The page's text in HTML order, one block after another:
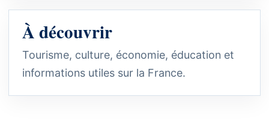
À découvrir
Tourisme, culture, économie, éducation et
informations utiles sur la France.